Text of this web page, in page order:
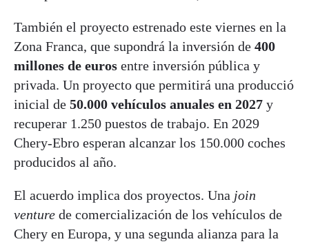
También el proyecto estrenado este viernes en la
Zona Franca, que supondrá la inversión de 400
millones de euros entre inversión pública y
privada. Un proyecto que permitirá una producció
inicial de 50.000 vehículos anuales en 2027 y
recuperar 1.250 puestos de trabajo. En 2029
Chery-Ebro esperan alcanzar los 150.000 coches
producidos al año.
El acuerdo implica dos proyectos. Una join
venture de comercialización de los vehículos de
Chery en Europa, y una segunda alianza para la